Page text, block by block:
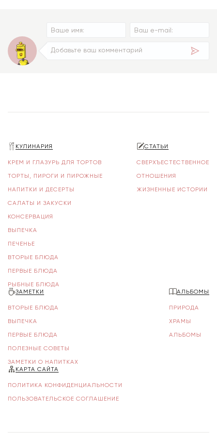
КУЛИНАРИЯ
КРЕМ И ГЛАЗУРЬ ДЛЯ ТОРТОВ
ТОРТЫ, ПИРОГИ И ПИРОЖНЫЕ
НАПИТКИ И ДЕСЕРТЫ
САЛАТЫ И ЗАКУСКИ
КОНСЕРВАЦИЯ
ВЫПЕЧКА
ПЕЧЕНЬЕ
ВТОРЫЕ БЛЮДА
ПЕРВЫЕ БЛЮДА
РЫБНЫЕ БЛЮДА
СТАТЬИ
СВЕРХЪЕСТЕСТВЕННОЕ
ОТНОШЕНИЯ
ЖИЗНЕННЫЕ ИСТОРИИ
ЗАМЕТКИ
ВТОРЫЕ БЛЮДА
ВЫПЕЧКА
ПЕРВЫЕ БЛЮДА
ПОЛЕЗНЫЕ СОВЕТЫ
ЗАМЕТКИ О НАПИТКАХ
АЛЬБОМЫ
ПРИРОДА
ХРАМЫ
АЛЬБОМЫ
КАРТА САЙТА
ПОЛИТИКА КОНФИДЕНЦИАЛЬНОСТИ
ПОЛЬЗОВАТЕЛЬСКОЕ СОГЛАШЕНИЕ